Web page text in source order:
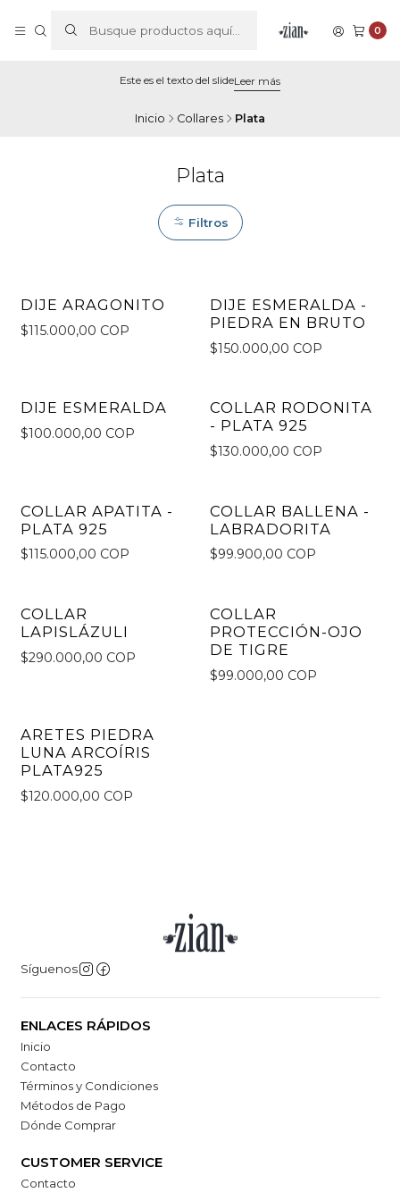
0
Este es el texto del slideLeer más
Inicio Collares Plata
Plata
Filtros
DIJE ARAGONITO
$115.000,00 COP
No disponible
DIJE ESMERALDA -
PIEDRA EN BRUTO
$150.000,00 COP
No disponible
DIJE ESMERALDA
$100.000,00 COP
COLLAR RODONITA
- PLATA 925
$130.000,00 COP
No disponible
COLLAR APATITA -
PLATA 925
$115.000,00 COP
COLLAR BALLENA -
LABRADORITA
$99.900,00 COP
COLLAR
LAPISLÁZULI
$290.000,00 COP
COLLAR
PROTECCIÓN-OJO
DE TIGRE
$99.000,00 COP
ARETES PIEDRA
LUNA ARCOÍRIS
PLATA925
$120.000,00 COP
Síguenos
ENLACES RÁPIDOS
Inicio
Contacto
Términos y Condiciones
Métodos de Pago
Dónde Comprar
CUSTOMER SERVICE
Contacto